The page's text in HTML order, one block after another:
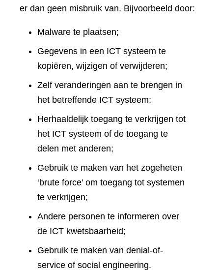
er dan geen misbruik van. Bijvoorbeeld door:
Malware te plaatsen;
Gegevens in een ICT systeem te
kopiëren, wijzigen of verwijderen;
Zelf veranderingen aan te brengen in
het betreffende ICT systeem;
Herhaaldelijk toegang te verkrijgen tot
het ICT systeem of de toegang te
delen met anderen;
Gebruik te maken van het zogeheten
‘brute force’ om toegang tot systemen
te verkrijgen;
Andere personen te informeren over
de ICT kwetsbaarheid;
Gebruik te maken van denial-of-
service of social engineering.